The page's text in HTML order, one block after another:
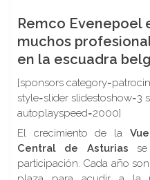
Remco Evenepoel
muchos
en la escuadra
[sponsors
style=slider slidestoshow=3
autoplayspeed=2000]
El crecimiento de la
Central de Asturias se
participación. Cada año